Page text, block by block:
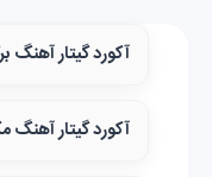
آکورد گیتار آهنگ
آکورد گیتار آهنگ